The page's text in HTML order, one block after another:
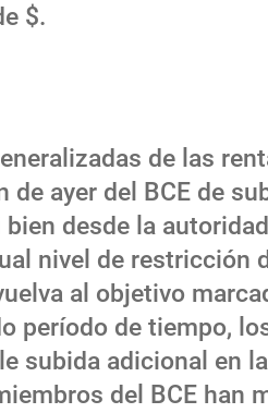
$.
de las
de ayer del BCE de
bien desde la
nivel de restricción
al objetivo
período de tiempo,
subida adicional en
del BCE han